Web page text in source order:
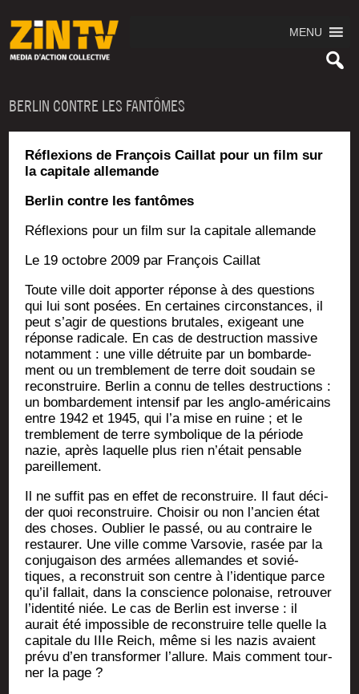
MENU
BERLIN CONTRE LES FANTÔMES
Réflexions de François Caillat pour un film sur
la capitale allemande
Ber­lin contre les fantômes
Réflexions pour un film sur la capi­tale allemande
Le 19 octobre 2009 par Fran­çois Caillat
Toute ville doit appor­ter réponse à des ques­tions
qui lui sont posées. En cer­taines cir­cons­tances, il
peut s’agir de ques­tions bru­tales, exi­geant une
réponse radi­cale. En cas de des­truc­tion mas­sive
notam­ment : une ville détruite par un bom­bar­de­
ment ou un trem­ble­ment de terre doit sou­dain se
recons­truire. Ber­lin a connu de telles des­truc­tions :
un bom­bar­de­ment inten­sif par les anglo-amé­ri­cains
entre 1942 et 1945, qui l’a mise en ruine ; et le
trem­ble­ment de terre sym­bo­lique de la période
nazie, après laquelle plus rien n’était pen­sable
pareillement.
Il ne suf­fit pas en effet de recons­truire. Il faut déci­
der quoi recons­truire. Choi­sir ou non l’ancien état
des choses. Oublier le pas­sé, ou au contraire le
res­tau­rer. Une ville comme Var­so­vie, rasée par la
conju­gai­son des armées alle­mandes et sovié­
tiques, a recons­truit son centre à l’identique parce
qu’il fal­lait, dans la conscience polo­naise, retrou­ver
l’identité niée. Le cas de Ber­lin est inverse : il
aurait été impos­sible de recons­truire telle quelle la
capi­tale du IIIe Reich, même si les nazis avaient
pré­vu d’en trans­for­mer l’allure. Mais com­ment tour­
ner la page ?